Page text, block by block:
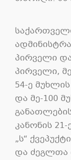
პირველი
პირველი,
54-ე
და მე-100
კანონის
„ს“
და ძეგლთა